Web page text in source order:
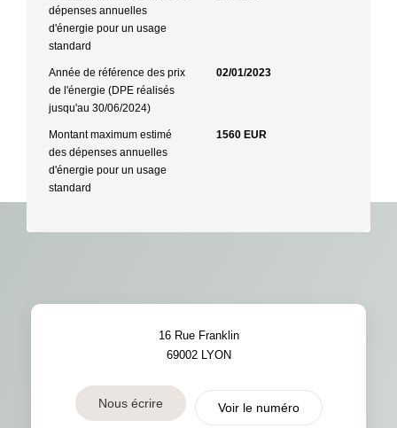
dépenses annuelles
d'énergie pour un usage
standard
Année de référence des prix
de l'énergie (DPE réalisés
jusqu'au 30/06/2024)
02/01/2023
Montant maximum estimé
des dépenses annuelles
d'énergie pour un usage
standard
1560 EUR
16 Rue Franklin
69002 LYON
Nous écrire Voir le numéro